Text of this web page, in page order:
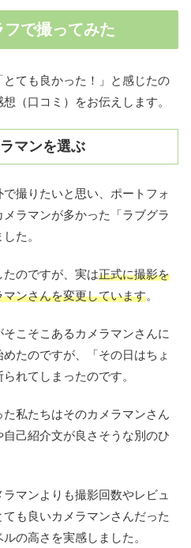
フで撮ってみた
ても良かった！」と感じたの
（口コミ）をお伝えします。
マンを選ぶ
撮りたいと思い、ポートフォ
ラマンが多かった「ラブグラ
た。
のですが、実は正式に撮影を
ンさんを変更しています。
こそこあるカメラマンさんに
たのですが、「その日はちょ
れてしまったのです。
私たちはそのカメラマンさん
己紹介文が良さそうな別のひ
マンよりも撮影回数やレビュ
も良いカメラマンさんだった
の高さを実感しました。